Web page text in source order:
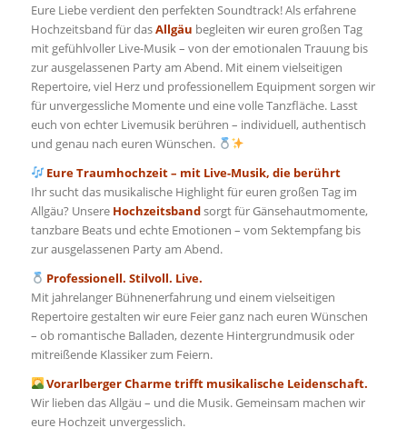
Eure Liebe verdient den perfekten Soundtrack! Als erfahrene
Hochzeitsband für dasAllgäu begleiten wir euren großen Tag
mit gefühlvoller Live-Musik – von der emotionalen Trauung bis
zur ausgelassenen Party am Abend. Mit einem vielseitigen
Repertoire, viel Herz und professionellem Equipment sorgen wir
für unvergessliche Momente und eine volle Tanzfläche. Lasst
euch von echter Livemusik berühren – individuell, authentisch
und genau nach euren Wünschen.
Eure Traumhochzeit – mit Live-Musik, die berührt
Ihr sucht das musikalische Highlight für euren großen Tag im
Allgäu? Unsere Hochzeitsbandsorgt für Gänsehautmomente,
tanzbare Beats und echte Emotionen – vom Sektempfang bis
zur ausgelassenen Party am Abend.
Professionell. Stilvoll. Live.
Mit jahrelanger Bühnenerfahrung und einem vielseitigen
Repertoire gestalten wir eure Feier ganz nach euren Wünschen
– ob romantische Balladen, dezente Hintergrundmusik oder
mitreißende Klassiker zum Feiern.
Vorarlberger Charme trifft musikalische Leidenschaft.
Wir lieben das Allgäu – und die Musik. Gemeinsam machen wir
eure Hochzeit unvergesslich.